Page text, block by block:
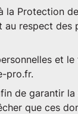
Protection
respect
et
pro.fr.
de garantir
que ces